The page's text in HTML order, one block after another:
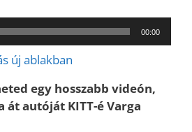
00:00
új ablakban
egy hosszabb videón,
autóját KITT-é Varga